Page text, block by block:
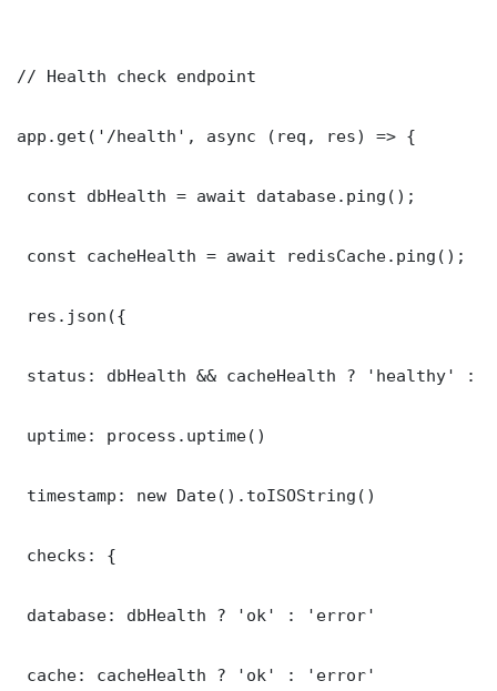
// Health check endpoint
app.get('/health', async (req, res) => {
const dbHealth = await database.ping();
const cacheHealth = await redisCache.ping();
res.json({
status: dbHealth && cacheHealth ? 'healthy' :
uptime: process.uptime()
timestamp: new Date().toISOString()
checks: {
database: dbHealth ? 'ok' : 'error'
cache: cacheHealth ? 'ok' : 'error'